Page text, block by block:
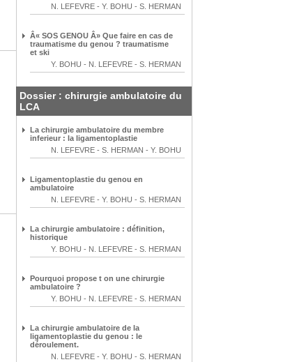
N. LEFEVRE - Y. BOHU - S. HERMAN
Â« SOS GENOU Â» Que faire en cas de
traumatisme du genou ? traumatisme
et ski
Y. BOHU - N. LEFEVRE - S. HERMAN
Dossier : chirurgie ambulatoire du
LCA
La chirurgie ambulatoire du membre
inferieur : la ligamentoplastie
N. LEFEVRE - S. HERMAN - Y. BOHU
Ligamentoplastie du genou en
ambulatoire
N. LEFEVRE - Y. BOHU - S. HERMAN
La chirurgie ambulatoire : définition,
historique
Y. BOHU - N. LEFEVRE - S. HERMAN
Pourquoi propose t on une chirurgie
ambulatoire ?
Y. BOHU - N. LEFEVRE - S. HERMAN
La chirurgie ambulatoire de la
ligamentoplastie du genou : le
déroulement.
N. LEFEVRE - Y. BOHU - S. HERMAN